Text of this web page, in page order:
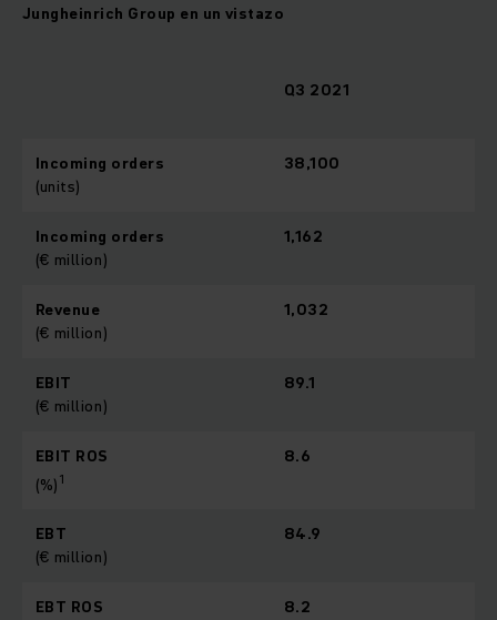
Jungheinrich Group en un vistazo
Q3 2021
Incoming orders
(units)
38,100
Incoming orders
(€ million)
1,162
Revenue
(€ million)
1,032
EBIT
(€ million)
89.1
EBIT ROS
(%)1
8.6
EBT
(€ million)
84.9
EBT ROS
8.2